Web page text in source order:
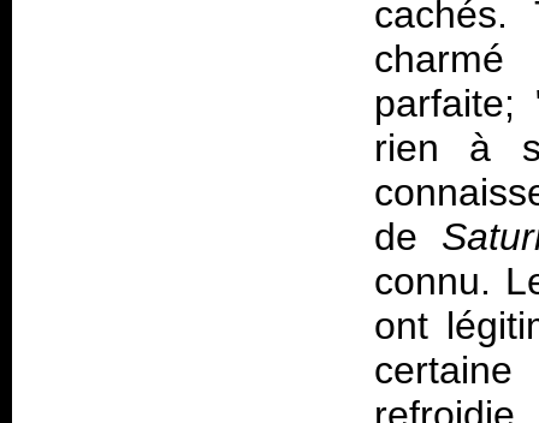
cachés.
charmé
parfaite;
rien à
de
connu.
ont